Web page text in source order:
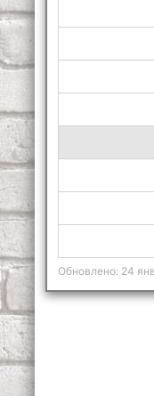
Обновлено: 24